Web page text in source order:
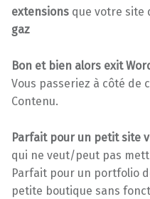
extensions que votre site
gaz
Bon et bien alors exit
Vous passeriez à côté de
Contenu.
Parfait pour un petit site
qui ne veut/peut pas
Parfait pour un portfolio
petite boutique sans